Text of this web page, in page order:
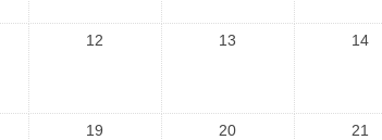
12 13 14
19 20 21